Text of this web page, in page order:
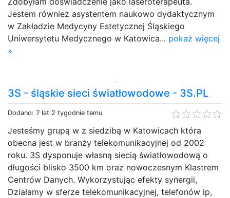
Jestem również asystentem naukowo dydaktycznym
w Zakładzie Medycyny Estetycznej Śląskiego
Uniwersytetu Medycznego w Katowica... pokaż więcej
»
3S - śląskie sieci światłowodowe - 3S.PL
Dodano: 7 lat 2 tygodnie temu
Jesteśmy grupą w z siedzibą w Katowicach która
obecna jest w branży telekomunikacyjnej od 2002
roku. 3S dysponuje własną siecią światłowodową o
długości blisko 3500 km oraz nowoczesnym Klastrem
Centrów Danych. Wykorzystując efekty synergii,
Działamy w sferze telekomunikacyjnej, telefonów ip,